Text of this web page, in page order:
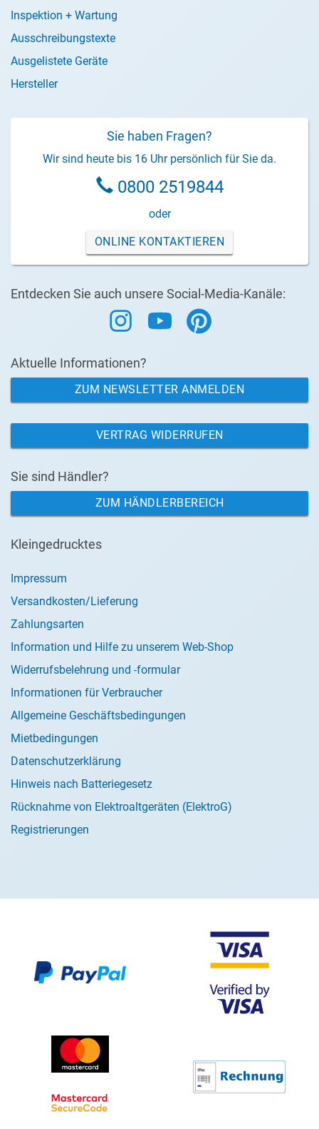
Inspektion + Wartung
Ausschreibungstexte
Ausgelistete Geräte
Hersteller
Sie haben Fragen?
Wir sind heute bis 16 Uhr persönlich für Sie da.
0800 2519844
oder
ONLINE KONTAKTIEREN
Entdecken Sie auch unsere Social-Media-Kanäle:
Aktuelle Informationen?
ZUM NEWSLETTER ANMELDEN
VERTRAG WIDERRUFEN
Sie sind Händler?
ZUM HÄNDLERBEREICH
Kleingedrucktes
Impressum
Versandkosten/Lieferung
Zahlungsarten
Information und Hilfe zu unserem Web-Shop
Widerrufsbelehrung und -formular
Informationen für Verbraucher
Allgemeine Geschäftsbedingungen
Mietbedingungen
Datenschutzerklärung
Hinweis nach Batteriegesetz
Rücknahme von Elektroaltgeräten (ElektroG)
Registrierungen